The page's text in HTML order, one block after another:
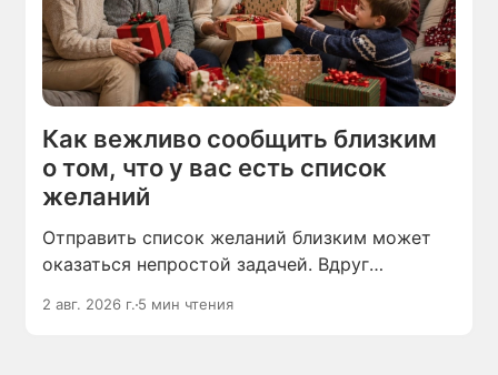
Как вежливо сообщить близким
о том, что у вас есть список
желаний
Отправить список желаний близким может
оказаться непростой задачей. Вдруг
2 авг. 2026 г. 5 мин чтения